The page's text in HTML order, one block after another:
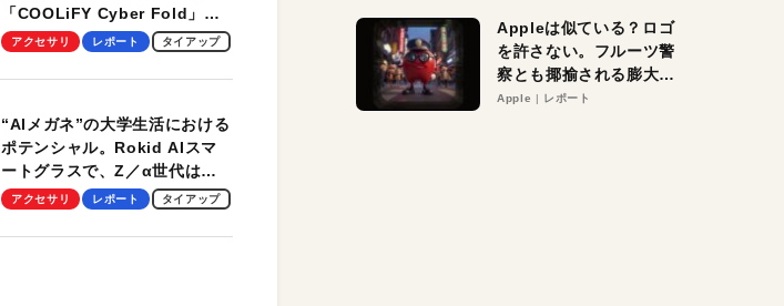
「COOLiFY Cyber Fold」レ
ビュー。冷却の速さ、密着する
性がグッド！
アクセサリ レポート タイアップ
“AIメガネ”の大学生活における
ポテンシャル。Rokid AIスマ
ートグラスで、Z／α世代は何
を見る？ 現役学生起業家、そ
【PR】
アクセサリ レポート タイアップ
Appleは似ている？ロゴ
を許さない。フルーツ警
察とも揶揄される膨大な
異議申し立て。対象は非
Apple レポート